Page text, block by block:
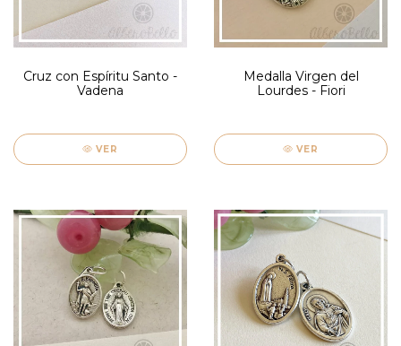
Cruz con Espíritu Santo -
Vadena
VER
Medalla Virgen del
Lourdes - Fiori
VER